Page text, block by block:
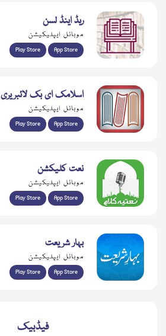
ریڈ اینڈ لسن
موبائل ایپلیکیشن
Play Store App Store
اسلامک ای بک لائبریری
موبائل ایپلیکیشن
Play Store App Store
نعت کلیکشن
موبائل ایپلیکیشن
Play Store App Store
بہار شریعت
موبائل ایپلیکیشن
Play Store App Store
فیڈبیک